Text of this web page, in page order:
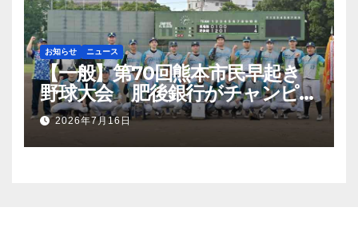
お知らせ ニュース
【一般】第70回熊本市民早起き
野球大会 肥後銀行がチャンピオ
ンシップ初優勝
2026年7月16日